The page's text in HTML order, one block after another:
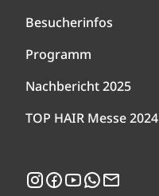
Besucherinfos
Programm
Nachbericht 2025
TOP HAIR Messe 2024
Instagram
Facebook
YouTubeWhatsApp